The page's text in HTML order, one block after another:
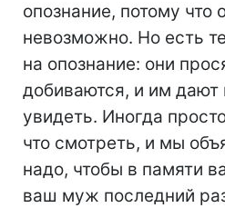
опознание, потому что
невозможно. Но есть
на опознание: они
добиваются, и им дают
увидеть. Иногда
что смотреть, и мы
надо, чтобы в памяти
ваш муж последний